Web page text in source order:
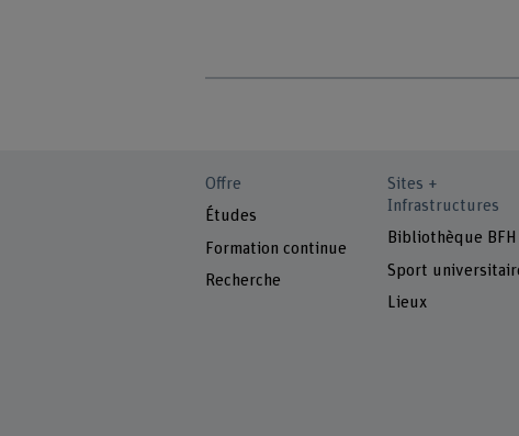
Offre
Études
Formation continue
Recherche
Sites +
Infrastructures
Bibliothèque BFH
Sport
Lieux